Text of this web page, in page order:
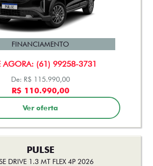
AGORA: (61) 99258-3731
FINANCIAMENTO
De: R$ 115.990,00
R$ 110.990,00
Ver oferta
PULSE
DRIVE 1.3 MT FLEX 4P 2026